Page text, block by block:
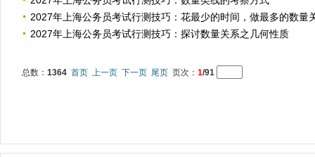
2027年上海公务员考试行测技巧：花最少的时间，做最多的数量
2027年上海公务员考试行测技巧：探讨数量关系之几何性质
总数： 1364 首页 上一页 下一页 尾页 页次： 1/91